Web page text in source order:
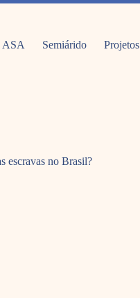
ASA Semiárido Projetos
escravas no Brasil?